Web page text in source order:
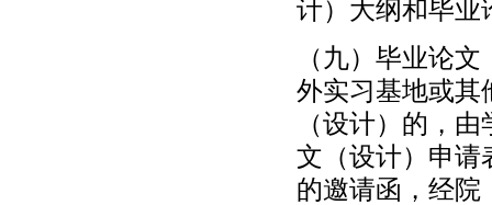
计）大纲和毕业
（九）毕业论
外实习基地或其
（设计）的，
文（设计）申请
的邀请函，经院